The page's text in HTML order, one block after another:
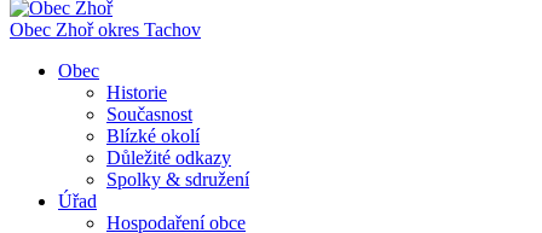
Obec Zhoř okres Tachov
Obec
Historie
Současnost
Blízké okolí
Důležité odkazy
Spolky & sdružení
Úřad
Hospodaření obce